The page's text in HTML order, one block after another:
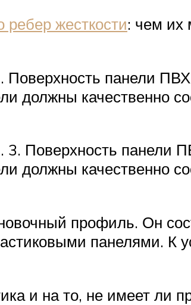
ребер жесткости: чем их
панели
должны качественно
Поверхность панели
должны качественно
профиль. Он
панелями. К
и на то, не имеет ли